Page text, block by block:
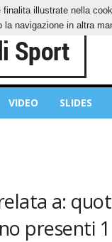
VIDEO SLIDES
a:
presenti
illustrate nella
navigazione in altra